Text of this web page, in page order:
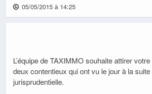
05/05/2015 à 14:25
L’équipe de TAXIMMO souhaite attirer
deux contentieux qui ont vu le jour à la suite
jurisprudentielle.